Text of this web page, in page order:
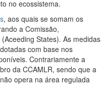
no ecossistema.
, aos quais se somam os
a Comissão,
States). As medidas
com base nos
Contrariamente a
da CCAMLR, sendo que a
opera na área regulada